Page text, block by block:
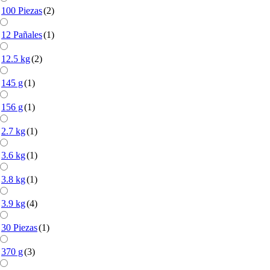
100 Piezas(2)
12 Pañales(1)
12.5 kg(2)
145 g(1)
156 g(1)
2.7 kg(1)
3.6 kg(1)
3.8 kg(1)
3.9 kg(4)
30 Piezas(1)
370 g(3)